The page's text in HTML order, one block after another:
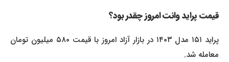
قیمت پراید وانت امروز چقدر بود؟
پراید ۱۵۱ مدل ۱۴۰۳ در بازار آزاد امروز با قیمت ۵۸۰ میلیون تومان
معامله شد.